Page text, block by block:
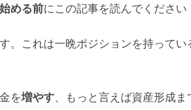
始める前にこの記事を読んでください
。これは一晩ポジションを持って
を増やす 、もっと言えば資産形成